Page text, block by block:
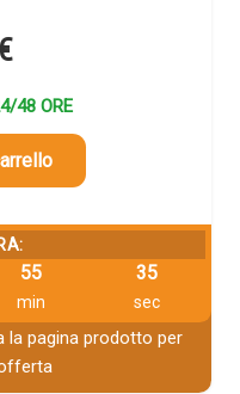
48 ORE
55
min
34
sec
la pagina prodotto per